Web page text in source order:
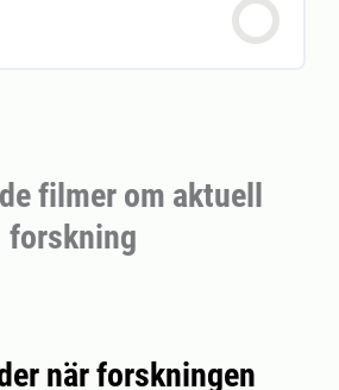
filmer om aktuell
forskning
när forskningen